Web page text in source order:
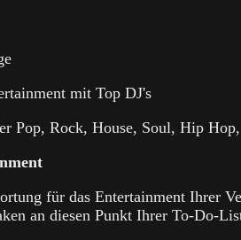
mit Top DJ's
Pop, Rock, House, Soul, Hip
für das Entertainment Ihrer
an diesen Punkt Ihrer To-Do-